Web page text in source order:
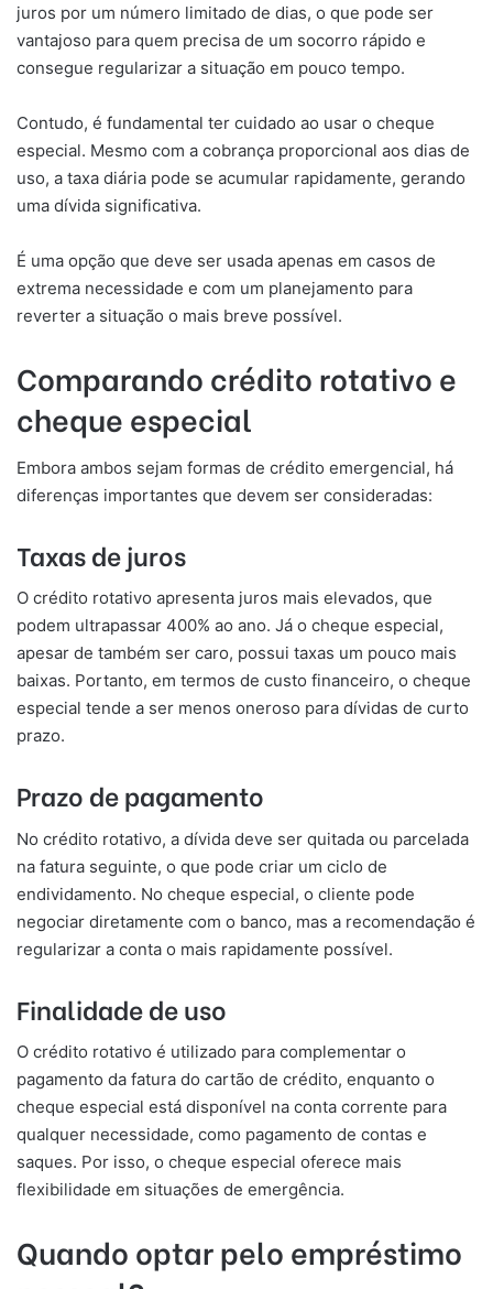
juros por um número limitado de dias, o que pode ser
vantajoso para quem precisa de um socorro rápido e
consegue regularizar a situação em pouco tempo.
Contudo, é fundamental ter cuidado ao usar o cheque
especial. Mesmo com a cobrança proporcional aos dias de
uso, a taxa diária pode se acumular rapidamente, gerando
uma dívida significativa.
É uma opção que deve ser usada apenas em casos de
extrema necessidade e com um planejamento para
reverter a situação o mais breve possível.
Comparando crédito rotativo e
cheque especial
Embora ambos sejam formas de crédito emergencial, há
diferenças importantes que devem ser consideradas:
Taxas de juros
O crédito rotativo apresenta juros mais elevados, que
podem ultrapassar 400% ao ano. Já o cheque especial,
apesar de também ser caro, possui taxas um pouco mais
baixas. Portanto, em termos de custo financeiro, o cheque
especial tende a ser menos oneroso para dívidas de curto
prazo.
Prazo de pagamento
No crédito rotativo, a dívida deve ser quitada ou parcelada
na fatura seguinte, o que pode criar um ciclo de
endividamento. No cheque especial, o cliente pode
negociar diretamente com o banco, mas a recomendação é
regularizar a conta o mais rapidamente possível.
Finalidade de uso
O crédito rotativo é utilizado para complementar o
pagamento da fatura do cartão de crédito, enquanto o
cheque especial está disponível na conta corrente para
qualquer necessidade, como pagamento de contas e
saques. Por isso, o cheque especial oferece mais
flexibilidade em situações de emergência.
Quando optar pelo empréstimo